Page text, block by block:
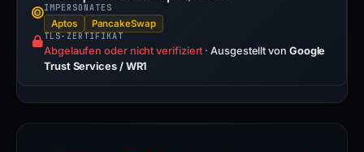
IMPERSONATES
Aptos PancakeSwap
TLS-ZERTIFIKAT
Abgelaufen oder nicht verifiziert · Ausgestellt von Google
Trust Services / WR1